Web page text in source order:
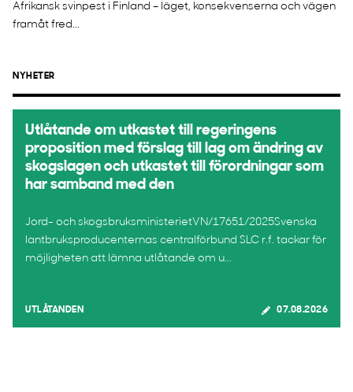
Afrikansk svinpest i Finland – läget, konsekvenserna och vägen
framåt fred...
NYHETER
Utlåtande om utkastet till regeringens
proposition med förslag till lag om ändring av
skogslagen och utkastet till förordningar som
har samband med den
Jord- och skogsbruksministerietVN/17651/2025Svenska
lantbruksproducenternas centralförbund SLC r.f. tackar för
möjligheten att lämna utlåtande om u...
UTLÅTANDEN 07.08.2026